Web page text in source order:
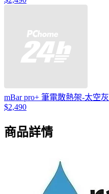
mBar pro+ 筆電散熱架-太空灰
$2,490
商品詳情